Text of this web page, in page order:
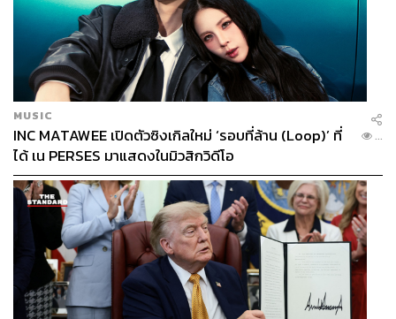
TAGS: อสังหาริมทรัพย์ Advertorial แสนสิริ
การแยกขยะ
New Normal
Waste Management
98
ABOUT THE AUTHOR
THE STANDARD TEAM
กองบรรณาธิการ THE STANDARD
MUSIC
INC MATAWEE เปิดตัวซิงเกิลใหม่ ‘รอบที่ล้าน (Loop)’ ที่
ได้ เน PERSES มาแสดงในมิวสิกวิดีโอ
...